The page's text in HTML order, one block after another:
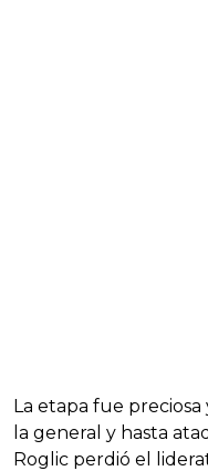
La etapa fue
la general y hasta
Roglic perdió el